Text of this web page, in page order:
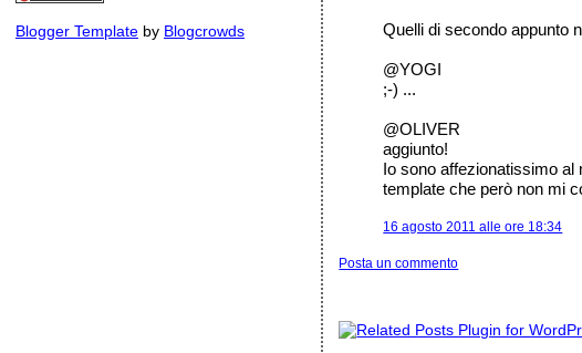
Blogger Template by Blogcrowds Quelli di secondo appunto
@YOGI
;-) ...
@OLIVER
aggiunto!
Io sono affezionatissimo
template che però non mi
16 agosto 2011 alle ore 18:34
Posta un commento